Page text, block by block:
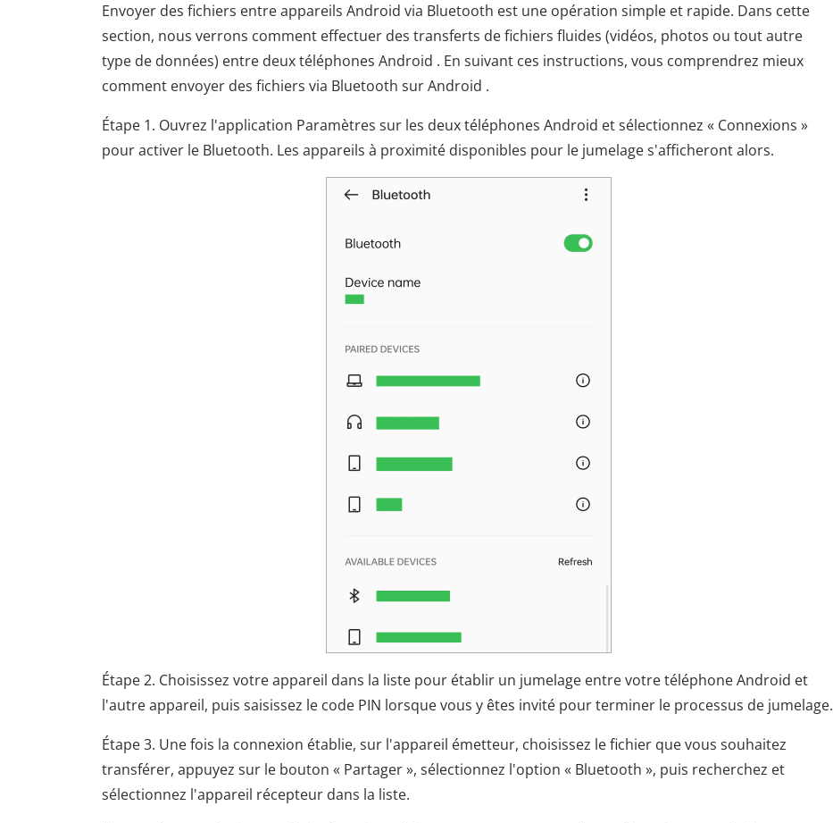
Envoyer des fichiers entre appareils Android via Bluetooth est une opération simple et rapide. Dans cette
section, nous verrons comment effectuer des transferts de fichiers fluides (vidéos, photos ou tout autre
type de données) entre deux téléphones Android . En suivant ces instructions, vous comprendrez mieux
comment envoyer des fichiers via Bluetooth sur Android .
Étape 1. Ouvrez l'application Paramètres sur les deux téléphones Android et sélectionnez « Connexions »
pour activer le Bluetooth. Les appareils à proximité disponibles pour le jumelage s'afficheront alors.
Étape 2. Choisissez votre appareil dans la liste pour établir un jumelage entre votre téléphone Android et
l'autre appareil, puis saisissez le code PIN lorsque vous y êtes invité pour terminer le processus de jumelage.
Étape 3. Une fois la connexion établie, sur l'appareil émetteur, choisissez le fichier que vous souhaitez
transférer, appuyez sur le bouton « Partager », sélectionnez l'option « Bluetooth », puis recherchez et
sélectionnez l'appareil récepteur dans la liste.